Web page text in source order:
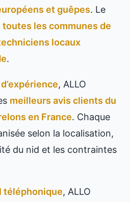
et guêpes. Le
toutes les communes de
locaux
.
, ALLO
meilleurs avis clients du
en France. Chaque
selon la localisation,
du nid et les contraintes
téléphonique, ALLO